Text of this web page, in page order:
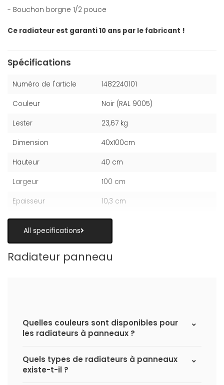
- Bouchon borgne 1/2 pouce
Ce radiateur est garanti 10 ans par le fabricant !
Spécifications
Numéro de l'article 1482240101
Couleur Noir (RAL 9005)
Lester 23,67 kg
Dimension 40x100cm
Hauteur 40 cm
Largeur 100 cm
Epaisseur 10,3 cm
All specifications
Radiateur panneau
Quelles couleurs sont disponibles pour
les radiateurs à panneaux ?
Quels types de radiateurs à panneaux
existe-t-il ?